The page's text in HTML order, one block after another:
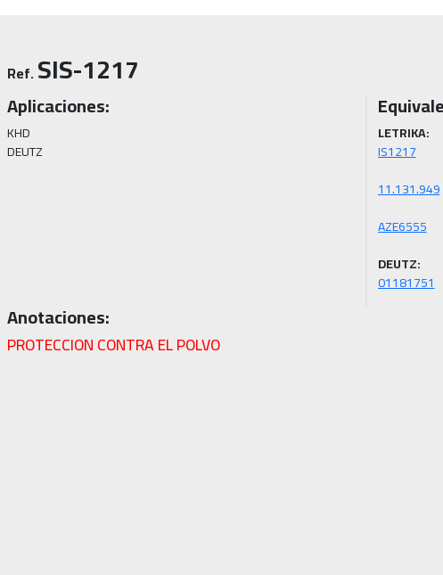
Ref.SIS-1217
Aplicaciones:
KHD
DEUTZ
LETRIKA:
IS1217
11.131.949
AZE6555
DEUTZ:
01181751
Anotaciones:
PROTECCION CONTRA EL POLVO